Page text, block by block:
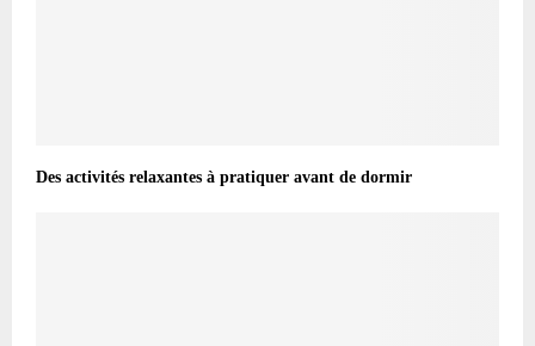
Des activités relaxantes à pratiquer avant de dormir